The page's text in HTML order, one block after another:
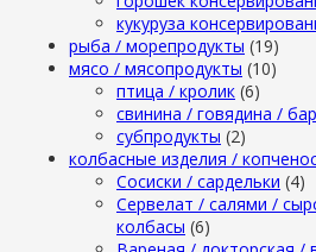
кукуруза
рыба / морепродукты (19)
мясо / мясопродукты (10)
птица / кролик (6)
свинина / говядина /
субпродукты (2)
колбасные изделия /
Сосиски / сардельки (4)
Сервелат / салями /
колбасы (6)